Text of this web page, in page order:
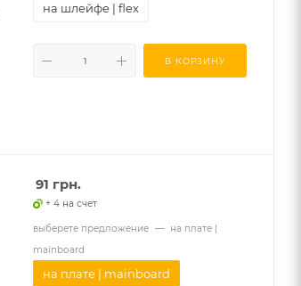
на шлейфе | flex
В КОРЗИНУ
91 грн.
+ 4 на счет
выберете предложение —
на плате |
mainboard
на плате | mainboard